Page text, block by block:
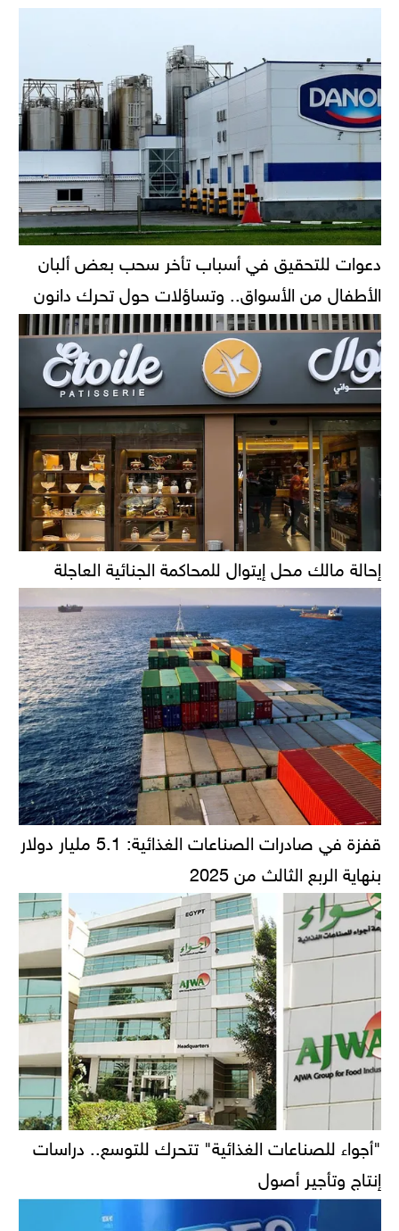
دعوات للتحقيق في أسباب تأخر سحب بعض ألبان
الأطفال من الأسواق.. وتساؤلات حول تحرك دانون
إحالة مالك محل إيتوال للمحاكمة الجنائية العاجلة
قفزة في صادرات الصناعات الغذائية: 5.1 مليار دولار
بنهاية الربع الثالث من 2025
"أجواء للصناعات الغذائية" تتحرك للتوسع.. دراسات
إنتاج وتأجير أصول